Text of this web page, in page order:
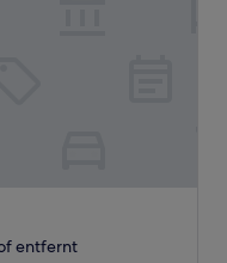
entfernt